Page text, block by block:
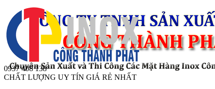
0937 408 138
CHẤT LƯỢNG UY TÍN GIÁ RẺ NHẤT